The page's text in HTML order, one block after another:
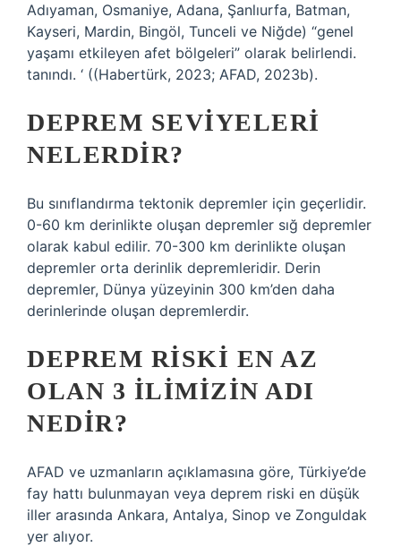
Adıyaman, Osmaniye, Adana, Şanlıurfa, Batman,
Kayseri, Mardin, Bingöl, Tunceli ve Niğde) “genel
yaşamı etkileyen afet bölgeleri” olarak belirlendi.
tanındı. ‘ ((Habertürk, 2023; AFAD, 2023b).
DEPREM SEVIYELERI
NELERDIR?
Bu sınıflandırma tektonik depremler için geçerlidir.
0-60 km derinlikte oluşan depremler sığ depremler
olarak kabul edilir. 70-300 km derinlikte oluşan
depremler orta derinlik depremleridir. Derin
depremler, Dünya yüzeyinin 300 km’den daha
derinlerinde oluşan depremlerdir.
DEPREM RISKI EN AZ
OLAN 3 ILIMIZIN ADI
NEDIR?
AFAD ve uzmanların açıklamasına göre, Türkiye’de
fay hattı bulunmayan veya deprem riski en düşük
iller arasında Ankara, Antalya, Sinop ve Zonguldak
yer alıyor.